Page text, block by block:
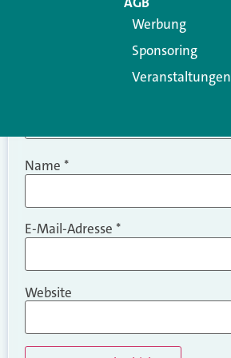
Name *
E-Mail-Adresse *
Website
Werbung
Sponsoring
Veranstaltungen